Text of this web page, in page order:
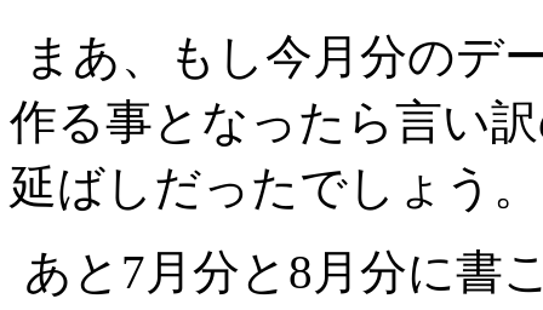
まあ、もし今月分のデ
作る事となったら言い
延ばしだったでしょう。
あと7月分と8月分に書